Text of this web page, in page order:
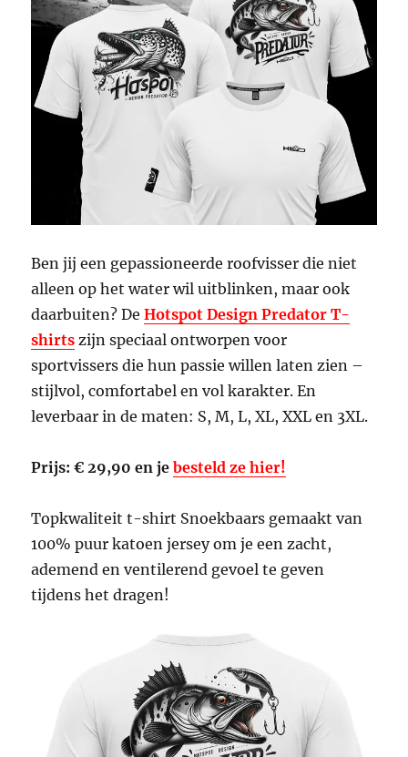
Ben jij een gepassioneerde roofvisser die niet
alleen op het water wil uitblinken, maar ook
daarbuiten? DeHotspot Design Predator T-
shirts zijn speciaal ontworpen voor
sportvissers die hun passie willen laten zien –
stijlvol, comfortabel en vol karakter. En
leverbaar in de maten: S, M, L, XL, XXL en 3XL.
Prijs: € 29,90 en jebesteld ze hier!
Topkwaliteit t-shirt Snoekbaars gemaakt van
100% puur katoen jersey om je een zacht,
ademend en ventilerend gevoel te geven
tijdens het dragen!